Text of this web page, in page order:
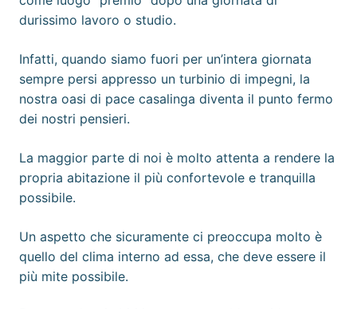
durissimo lavoro o studio.
Infatti, quando siamo fuori per un’intera giornata
sempre persi appresso un turbinio di impegni, la
nostra oasi di pace casalinga diventa il punto fermo
dei nostri pensieri.
La maggior parte di noi è molto attenta a rendere la
propria abitazione il più confortevole e tranquilla
possibile.
Un aspetto che sicuramente ci preoccupa molto è
quello del clima interno ad essa, che deve essere il
più mite possibile.